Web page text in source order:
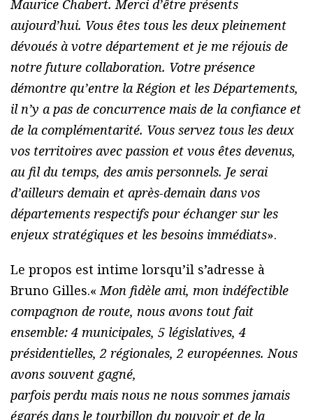
Maurice Chabert. Merci d’être présents
aujourd’hui. Vous êtes tous les deux pleinement
dévoués à votre département et je me réjouis de
notre future collaboration. Votre présence
démontre qu’entre la Région et les Départements,
il n’y a pas de concurrence mais de la confiance et
de la complémentarité. Vous servez tous les deux
vos territoires avec passion et vous êtes devenus,
au fil du temps, des amis personnels. Je serai
d’ailleurs demain et après-demain dans vos
départements respectifs pour échanger sur les
enjeux stratégiques et les besoins immédiats».
Le propos est intime lorsqu’il s’adresse à
Bruno Gilles.«Mon fidèle ami, mon indéfectible
compagnon de route, nous avons tout fait
ensemble: 4 municipales, 5 législatives, 4
présidentielles, 2 régionales, 2 européennes. Nous
avons souvent gagné,
parfois perdu mais nous ne nous sommes jamais
égarés dans le tourbillon du pouvoir et de la